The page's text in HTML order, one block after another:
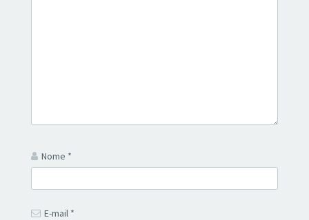
Nome *
E-mail *